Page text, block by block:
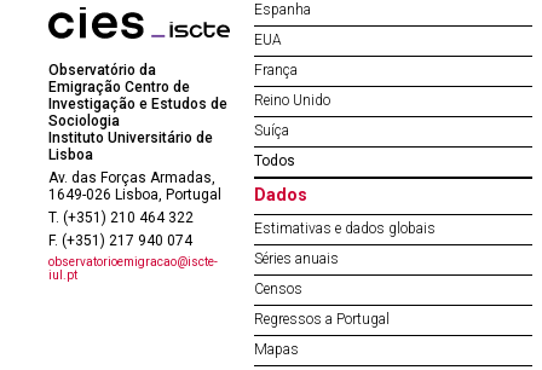
Observatório da
Emigração Centro de
Investigação e Estudos de
Sociologia
Instituto Universitário de
Lisboa
Av. das Forças Armadas,
1649-026 Lisboa, Portugal
T. (+351) 210 464 322
F. (+351) 217 940 074
observatorioemigracao@iscte-
iul.pt
Espanha
EUA
França
Reino Unido
Suíça
Todos
Dados
Estimativas e dados globais
Séries anuais
Censos
Regressos a Portugal
Mapas